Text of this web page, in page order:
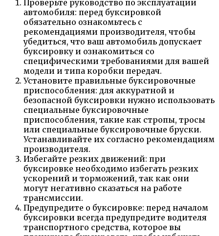
Проверьте руководство по эксплуатации
автомобиля: перед буксировкой
обязательно ознакомьтесь с
рекомендациями производителя, чтобы
убедиться, что ваш автомобиль допускает
буксировку и ознакомиться со
специфическими требованиями для вашей
модели и типа коробки передач.
Установите правильные буксировочные
приспособления: для аккуратной и
безопасной буксировки нужно использовать
специальные буксировочные
приспособления, такие как стропы, тросы
или специальные буксировочные бруски.
Устанавливайте их согласно рекомендациям
производителя.
Избегайте резких движений: при
буксировке необходимо избегать резких
ускорений и торможений, так как они
могут негативно сказаться на работе
трансмиссии.
Предупредите о буксировке: перед началом
буксировки всегда предупредите водителя
транспортного средства, которое вы